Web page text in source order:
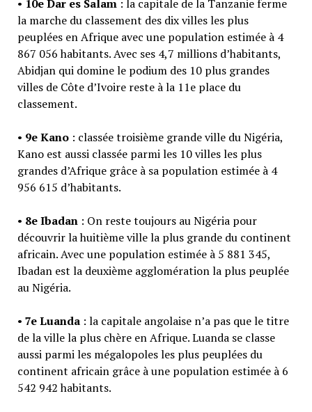
• 10e Dar es Salam: la capitale de la Tanzanie ferme
la marche du classement des dix villes les plus
peuplées en Afrique avec une population estimée à 4
867 056 habitants. Avec ses 4,7 millions d’habitants,
Abidjan qui domine le podium des 10 plus grandes
villes de Côte d’Ivoire reste à la 11e place du
classement.
• 9e Kano: classée troisième grande ville du Nigéria,
Kano est aussi classée parmi les 10 villes les plus
grandes d’Afrique grâce à sa population estimée à 4
956 615 d’habitants.
• 8e Ibadan: On reste toujours au Nigéria pour
découvrir la huitième ville la plus grande du continent
africain. Avec une population estimée à 5 881 345,
Ibadan est la deuxième agglomération la plus peuplée
au Nigéria.
• 7e Luanda: la capitale angolaise n’a pas que le titre
de la ville la plus chère en Afrique. Luanda se classe
aussi parmi les mégalopoles les plus peuplées du
continent africain grâce à une population estimée à 6
542 942 habitants.